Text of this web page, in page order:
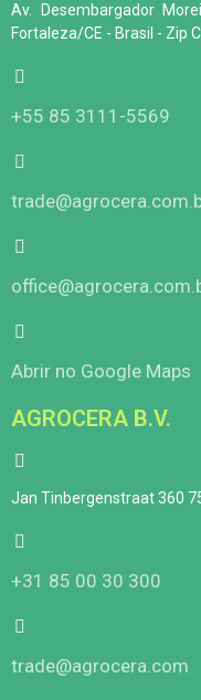
Av. Desembargador
Fortaleza/CE - Brasil - Zip
+55 85 3111-5569
Abrir no Google Maps
AGROCERA B.V.
Jan Tinbergenstraat 360
+31 85 00 30 300
trade@agrocera.com